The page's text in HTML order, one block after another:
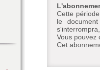
Cette
le
Vous pouvez
Cet